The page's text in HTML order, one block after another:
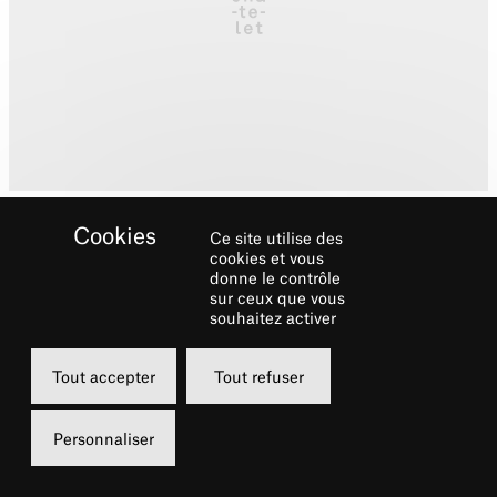
Biographie
Compositeur, chef d’orchestre, pianiste,
professeur, humaniste et esprit aventurier,
Leonard Bernstein (25 août 1918 – 14 octobre
Ce site utilise des
cookies et vous
donne le contrôle
sur ceux que vous
souhaitez activer
Tout accepter Tout refuser
Personnaliser